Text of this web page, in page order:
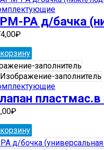
РА д/бачка
₽
₽